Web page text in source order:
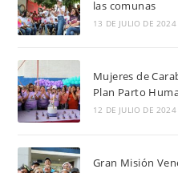
las comunas
13 DE JULIO DE 2024
Mujeres de
Plan Parto
12 DE JULIO DE 2024
Gran Misión